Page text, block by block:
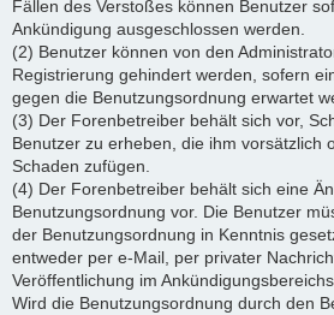
Fällen des Verstoßes können Benutzer
Ankündigung ausgeschlossen werden.
(2) Benutzer können von den
Registrierung gehindert werden, sofern
gegen die Benutzungsordnung erwartet
(3) Der Forenbetreiber behält sich vor,
Benutzer zu erheben, die ihm vorsätzlich
Schaden zufügen.
(4) Der Forenbetreiber behält sich eine
Benutzungsordnung vor. Die Benutzer
der Benutzungsordnung in Kenntnis
entweder per e-Mail, per privater
Veröffentlichung im
Wird die Benutzungsordnung durch den